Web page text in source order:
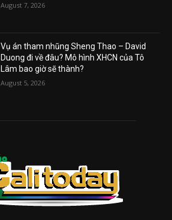
August 7, 2026
Vụ án tham nhũng Sheng Thao – David
Duong đi về đâu? Mô hình XHCN của Tô
Lâm bao giờ sẽ thành?
August 5, 2026